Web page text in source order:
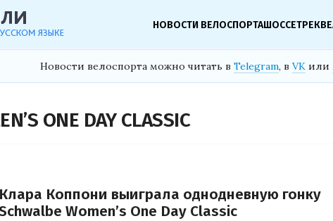
НОВОСТИ ВЕЛОСПОРТАШОССЕТРЕК
Новости велоспорта можно читать в Telegram, в VK или
ONE DAY CLASSIC
Клара Коппони выиграла однодневную гонку
Women’s One Day Classic